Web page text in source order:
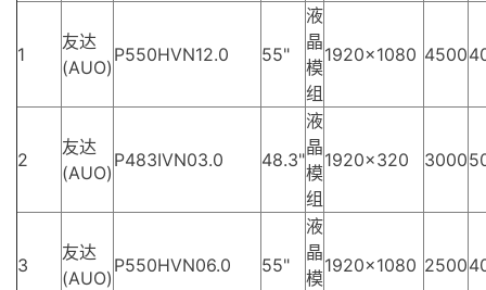
1
友达
(AUO)
P550HVN12.0 55"
液
晶
模
组
1920×1080 4500
2
友达
(AUO)
P483IVN03.0 48.3"
液
晶
模
组
1920×320 3000
3
友达
(AUO)
P550HVN06.0 55"
液
晶
模
1920×1080 2500